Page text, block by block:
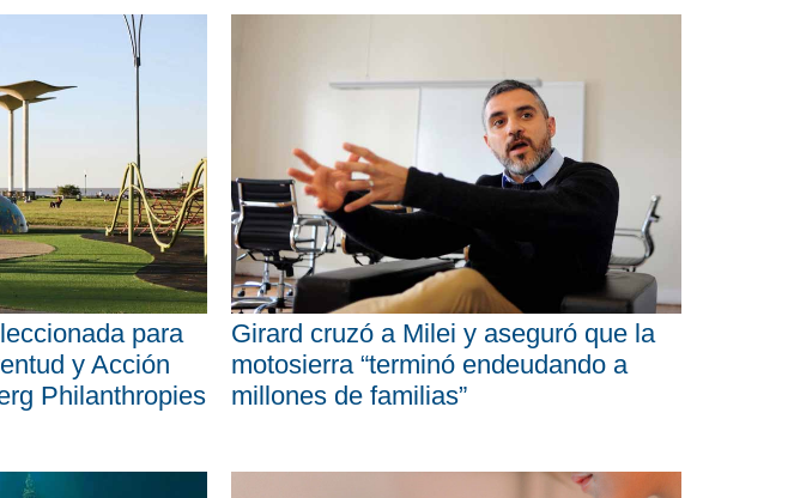
para
y Acción
Philanthropies
Girard cruzó a Milei y aseguró que la
motosierra “terminó endeudando a
millones de familias”